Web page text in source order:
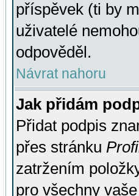
příspěvek (ti by
uživatelé
odpověděl.
Návrat nahoru
Jak přidám
Přidat podpis
přes stránku
zatržením
pro všechny